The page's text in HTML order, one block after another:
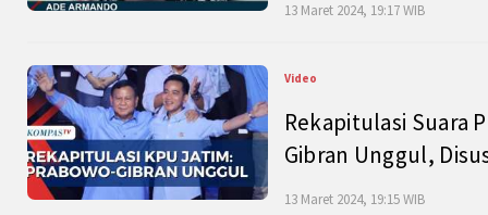
13 Maret 2024, 19:17 WIB
Video
Rekapitulasi Suara
Gibran Unggul,
13 Maret 2024, 19:15 WIB